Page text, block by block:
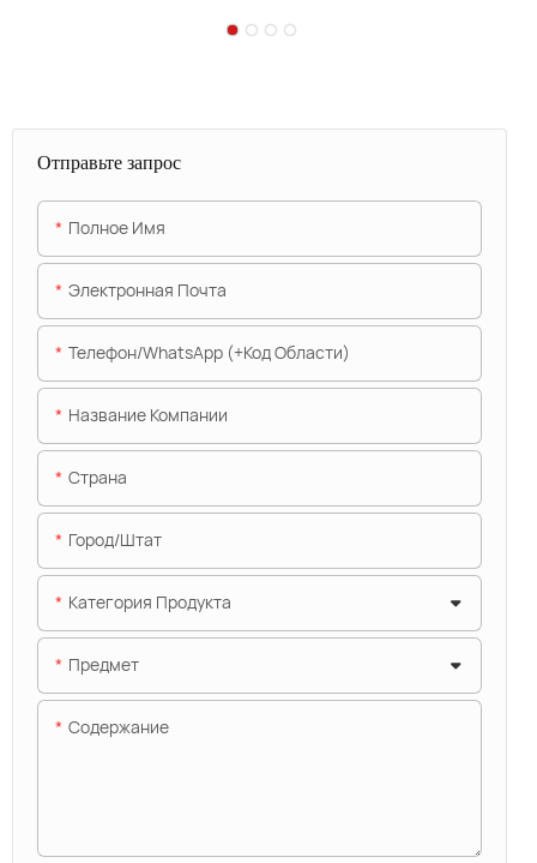
Отправьте запрос
Полное Имя
Электронная Почта
Телефон/WhatsApp (+код Области)
Название Компании
Страна
Город/штат
Категория Продукта
Предмет
Содержание